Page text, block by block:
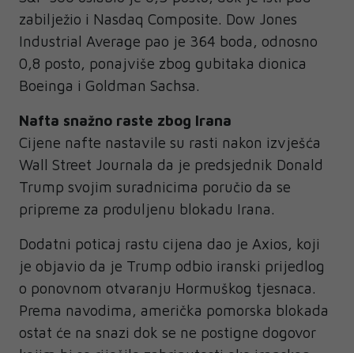
zabilježio i Nasdaq Composite. Dow Jones
Industrial Average pao je 364 boda, odnosno
0,8 posto, ponajviše zbog gubitaka dionica
Boeinga i Goldman Sachsa.
Nafta snažno raste zbog Irana
Cijene nafte nastavile su rasti nakon izvješća
Wall Street Journala da je predsjednik Donald
Trump svojim suradnicima poručio da se
pripreme za produljenu blokadu Irana.
Dodatni poticaj rastu cijena dao je Axios, koji
je objavio da je Trump odbio iranski prijedlog
o ponovnom otvaranju Hormuškog tjesnaca.
Prema navodima, američka pomorska blokada
ostat će na snazi dok se ne postigne dogovor